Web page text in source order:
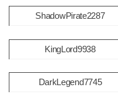
ShadowPirate2287
KingLord9938
DarkLegend7745